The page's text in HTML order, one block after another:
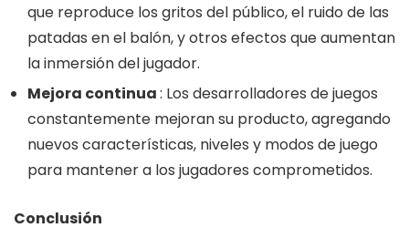
que reproduce los gritos del público, el ruido de las
patadas en el balón, y otros efectos que aumentan
la inmersión del jugador.
Mejora continua: Los desarrolladores de juegos
constantemente mejoran su producto, agregando
nuevos características, niveles y modos de juego
para mantener a los jugadores comprometidos.
Conclusión